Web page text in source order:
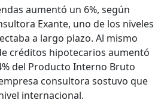
aumentó un 6%, según
Exante, uno de los niveles
a largo plazo. Al mismo
créditos hipotecarios aumentó
del Producto Interno Bruto
consultora sostuvo que
internacional.